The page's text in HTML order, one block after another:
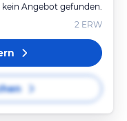
Angebot gefunden.
2 ERW